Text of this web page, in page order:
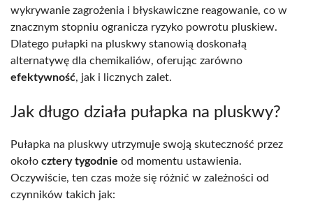
wykrywanie zagrożenia i błyskawiczne reagowanie, co w
znacznym stopniu ogranicza ryzyko powrotu pluskiew.
Dlatego pułapki na pluskwy stanowią doskonałą
alternatywę dla chemikaliów, oferując zarówno
efektywność, jak i licznych zalet.
Jak długo działa pułapka na pluskwy?
Pułapka na pluskwy utrzymuje swoją skuteczność przez
około cztery tygodnie od momentu ustawienia.
Oczywiście, ten czas może się różnić w zależności od
czynników takich jak: